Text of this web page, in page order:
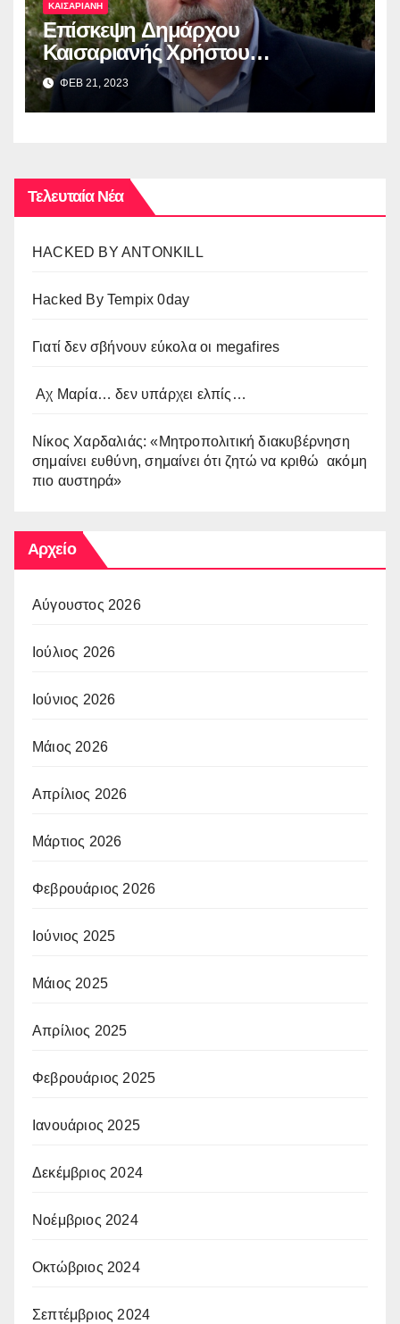
ΚΑΙΣΑΡΙΑΝΗ
Επίσκεψη Δημάρχου
Καισαριανής Χρήστου
Βοσκόπουλου στην έκθεση
“ΜΙΚΡΑ ΑΣΙΑ: Λάμψη –
Καταστροφή – Ξεριζωμός –
ΦΕΒ 21, 2023
Τελευταία Νέα
HACKED BY ANTONKILL
Hacked By Tempix 0day
Γιατί δεν σβήνουν εύκολα οι megafires
Αχ Μαρία… δεν υπάρχει ελπίς…
Νίκος Χαρδαλιάς: «Μητροπολιτική διακυβέρνηση
σημαίνει ευθύνη, σημαίνει ότι ζητώ να κριθώ ακόμη
πιο αυστηρά»
Αρχείο
Αύγουστος 2026
Ιούλιος 2026
Ιούνιος 2026
Μάιος 2026
Απρίλιος 2026
Μάρτιος 2026
Φεβρουάριος 2026
Ιούνιος 2025
Μάιος 2025
Απρίλιος 2025
Φεβρουάριος 2025
Ιανουάριος 2025
Δεκέμβριος 2024
Νοέμβριος 2024
Οκτώβριος 2024
Σεπτέμβριος 2024